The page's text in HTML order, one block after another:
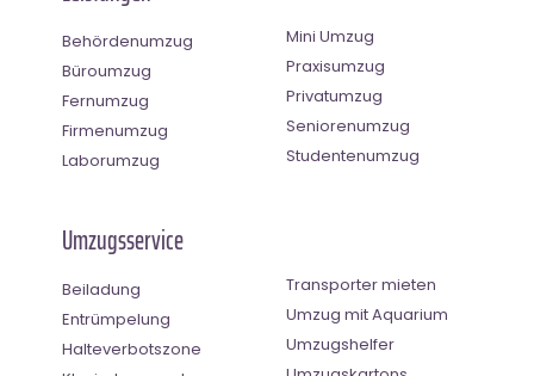
Behördenumzug
Büroumzug
Fernumzug
Firmenumzug
Laborumzug
Mini Umzug
Praxisumzug
Privatumzug
Seniorenumzug
Studentenumzug
Umzugsservice
Beiladung
Entrümpelung
Halteverbotszone
Transporter mieten
Umzug mit Aquarium
Umzugshelfer